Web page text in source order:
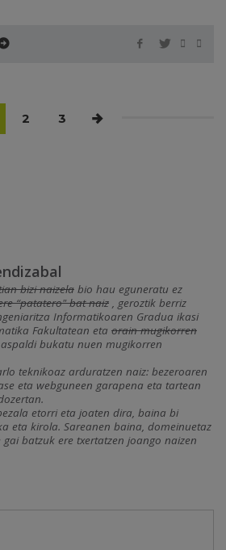
2 3
bizi naizela bio hau eguneratu ez
“patatero" bat naiz , geroztik berriz
Informatikoaren Gradua ikasi
Fakultatean eta orain mugikorren
bukatu nuen mugikorren
teknikoaz arduratzen naiz: bezeroaren
eta webguneen garapena eta tartean
etorri eta joaten dira, baina bi
eta kirola. Sareanen baina, domeinuetaz
gai batzuk ere txertatzen joango naizen